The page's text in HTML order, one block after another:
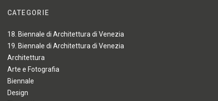
CATEGORIE
18. Biennale di Architettura di Venezia
19. Biennale di Architettura di Venezia
Architettura
Arte e Fotografia
Biennale
Design